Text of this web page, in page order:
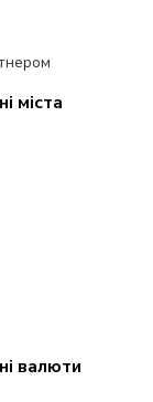
міста
валюти